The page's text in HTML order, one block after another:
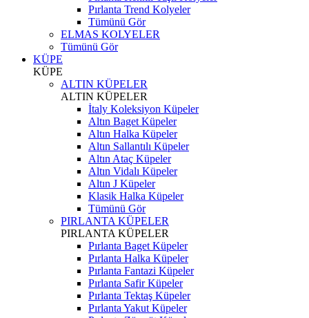
Pırlanta Trend Kolyeler
Tümünü Gör
ELMAS KOLYELER
Tümünü Gör
KÜPE
KÜPE
ALTIN KÜPELER
ALTIN KÜPELER
İtaly Koleksiyon Küpeler
Altın Baget Küpeler
Altın Halka Küpeler
Altın Sallantılı Küpeler
Altın Ataç Küpeler
Altın Vidalı Küpeler
Altın J Küpeler
Klasik Halka Küpeler
Tümünü Gör
PIRLANTA KÜPELER
PIRLANTA KÜPELER
Pırlanta Baget Küpeler
Pırlanta Halka Küpeler
Pırlanta Fantazi Küpeler
Pırlanta Safir Küpeler
Pırlanta Tektaş Küpeler
Pırlanta Yakut Küpeler